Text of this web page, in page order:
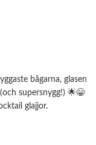
bågarna, glasen
supersnygg!) 🌟😁
glajjor.